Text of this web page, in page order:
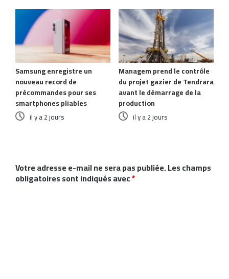
Samsung enregistre un
nouveau record de
précommandes pour ses
smartphones pliables
il y a 2 jours
Managem prend le contrôle
du projet gazier de Tendrara
avant le démarrage de la
production
il y a 2 jours
Votre adresse e-mail ne sera pas publiée.Les champs
obligatoires sont indiqués avec*